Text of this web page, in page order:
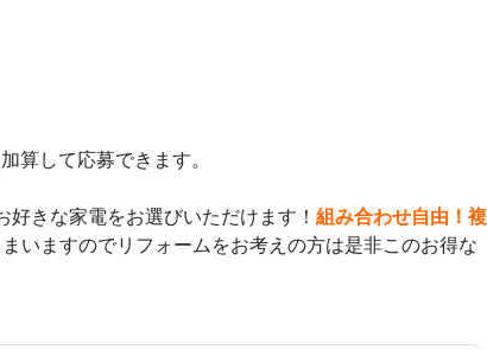
して応募できます。
きな家電をお選びいただけます！ 組み合わせ自由！ 複
いますのでリフォームをお考えの方は是非このお得な